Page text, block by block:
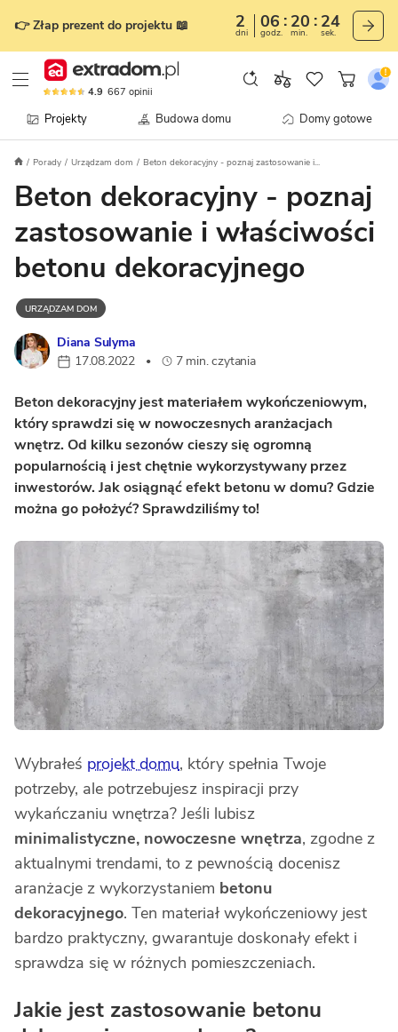
👉 Złap prezent do projektu 📖 2
dni
06
godz.
20
min.
23
sek.
4.9 667 opinii
Projekty Budowa domu Domy gotowe
Porady Urządzam dom Beton dekoracyjny - poznaj zastosowanie i...
Beton dekoracyjny - poznaj
zastosowanie i właściwości
betonu dekoracyjnego
URZĄDZAM DOM
Diana Sulyma
17.08.2022
• 7 min. czytania
Beton dekoracyjny jest materiałem wykończeniowym,
który sprawdzi się w nowoczesnych aranżacjach
wnętrz. Od kilku sezonów cieszy się ogromną
popularnością i jest chętnie wykorzystywany przez
inwestorów. Jak osiągnąć efekt betonu w domu? Gdzie
można go położyć? Sprawdziliśmy to!
Wybrałeś projekt domu, który spełnia Twoje
potrzeby, ale potrzebujesz inspiracji przy
wykańczaniu wnętrza? Jeśli lubisz
minimalistyczne, nowoczesne wnętrza, zgodne z
aktualnymi trendami, to z pewnością docenisz
aranżacje z wykorzystaniem betonu
dekoracyjnego. Ten materiał wykończeniowy jest
bardzo praktyczny, gwarantuje doskonały efekt i
sprawdza się w różnych pomieszczeniach.
Jakie jest zastosowanie betonu